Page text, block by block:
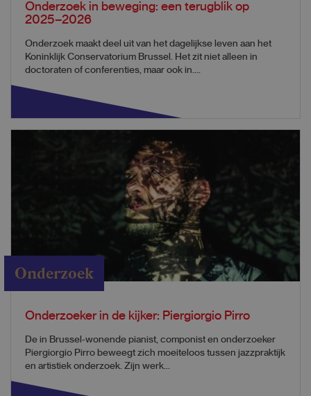
Onderzoek in beweging: een terugblik op
2025–2026
Onderzoek maakt deel uit van het dagelijkse leven aan het
Koninklijk Conservatorium Brussel. Het zit niet alleen in
doctoraten of conferenties, maar ook in....
Onderzoek
Onderzoeker in de kijker: Piergiorgio Pirro
De in Brussel-wonende pianist, componist en onderzoeker
Piergiorgio Pirro beweegt zich moeiteloos tussen jazzpraktijk
en artistiek onderzoek. Zijn werk...